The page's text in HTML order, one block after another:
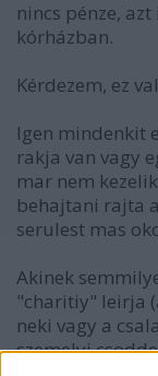
nincs pénze,
kórházban.
Kérdezem, ez
Igen mindenkit
rakja van vagy
mar nem
behajtani rajta
serulest mas
Akinek
"charitiy" leirja
neki vagy a
szemelyi